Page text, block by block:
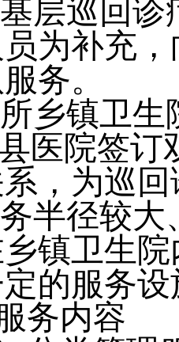
层巡回
为补充
务。
乡镇卫生
医院签订
，为巡
半径较
镇卫生
的服务
务内容